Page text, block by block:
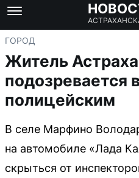
ГОРОД
Житель
подозревается
полицейским
В селе Марфино
на автомобиле «Лада
скрыться от